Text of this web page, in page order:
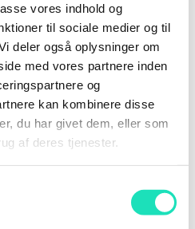
vores indhold og
til sociale medier og til
deler også oplysninger om
med vores partnere inden
og
kan kombinere disse
du har givet dem, eller som
af deres tjenester.
In 2023? vil de
i 2073 vende blikket
års vækst...